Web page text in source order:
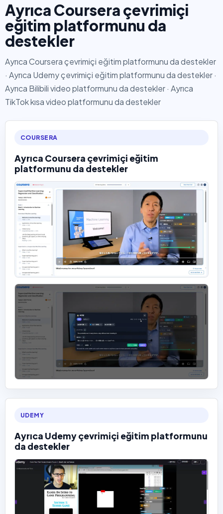
Ayrıca Coursera çevrimiçi
eğitim platformunu da
destekler
Ayrıca Coursera çevrimiçi eğitim platformunu da destekler
· Ayrıca Udemy çevrimiçi eğitim platformunu da destekler ·
Ayrıca Bilibili video platformunu da destekler · Ayrıca
TikTok kısa video platformunu da destekler
COURSERA
Ayrıca Coursera çevrimiçi eğitim
platformunu da destekler
UDEMY
Ayrıca Udemy çevrimiçi eğitim platformunu
da destekler